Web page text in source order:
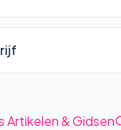
Artikelen & Gidsen